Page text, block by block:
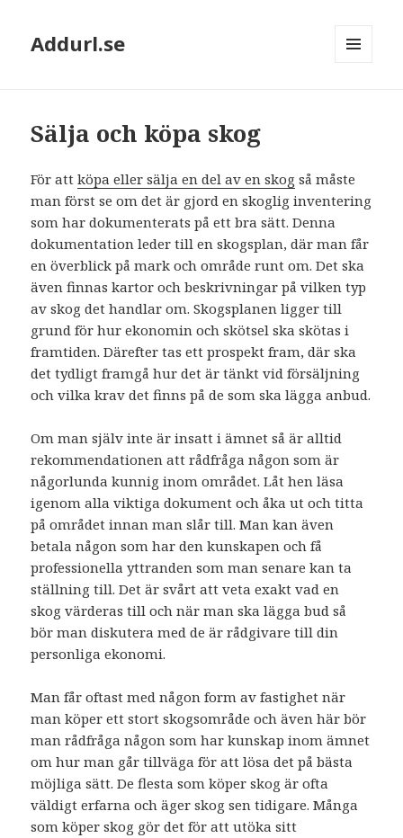
Addurl.se
Sälja och köpa skog
För attköpa eller sälja en del av en skog så måste
man först se om det är gjord en skoglig inventering
som har dokumenterats på ett bra sätt. Denna
dokumentation leder till en skogsplan, där man får
en överblick på mark och område runt om. Det ska
även finnas kartor och beskrivningar på vilken typ
av skog det handlar om. Skogsplanen ligger till
grund för hur ekonomin och skötsel ska skötas i
framtiden. Därefter tas ett prospekt fram, där ska
det tydligt framgå hur det är tänkt vid försäljning
och vilka krav det finns på de som ska lägga anbud.
Om man själv inte är insatt i ämnet så är alltid
rekommendationen att rådfråga någon som är
någorlunda kunnig inom området. Låt hen läsa
igenom alla viktiga dokument och åka ut och titta
på området innan man slår till. Man kan även
betala någon som har den kunskapen och få
professionella yttranden som man senare kan ta
ställning till. Det är svårt att veta exakt vad en
skog värderas till och när man ska lägga bud så
bör man diskutera med de är rådgivare till din
personliga ekonomi.
Man får oftast med någon form av fastighet när
man köper ett stort skogsområde och även här bör
man rådfråga någon som har kunskap inom ämnet
om hur man går tillväga för att lösa det på bästa
möjliga sätt. De flesta som köper skog är ofta
väldigt erfarna och äger skog sen tidigare. Många
som köper skog gör det för att utöka sitt